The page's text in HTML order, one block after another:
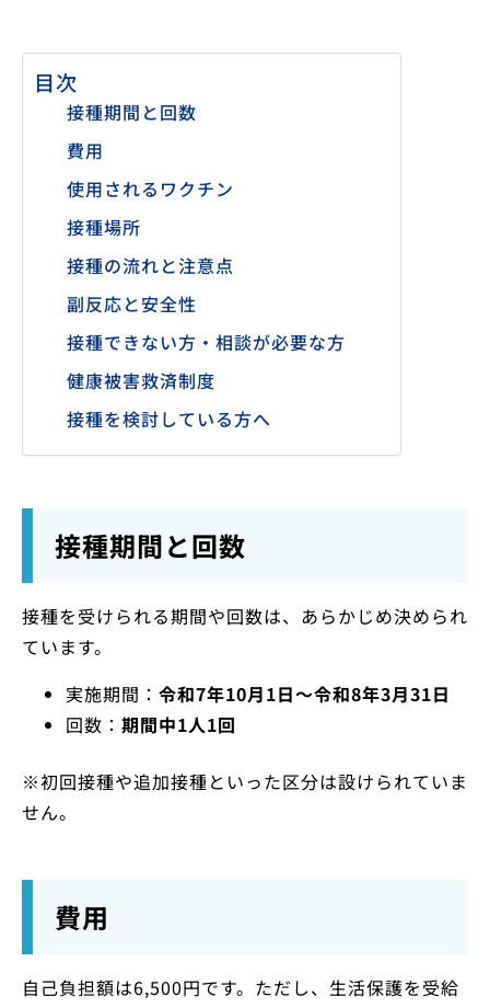
目次
接種期間と回数
費用
使用されるワクチン
接種場所
接種の流れと注意点
副反応と安全性
接種できない方・相談が必要な方
健康被害救済制度
接種を検討している方へ
接種期間と回数
接種を受けられる期間や回数は、あらかじめ決められ
ています。
実施期間： 令和7年10月1日〜令和8年3月31日
回数： 期間中1人1回
※初回接種や追加接種といった区分は設けられていま
せん。
費用
自己負担額は6,500円です。ただし、生活保護を受給